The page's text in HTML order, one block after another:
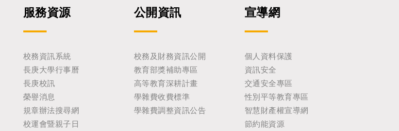
服務資源
校務資訊系統
長庚大學行事曆
長庚校訊
榮譽消息
規章辦法搜尋網
校運會暨親子日
公開資訊
校務及財務資訊公開
教育部獎補助專區
高等教育深耕計畫
學雜費收費標準
學雜費調整資訊公告
宣導網
個人資料保護
資訊安全
交通安全專區
性別平等教育專區
智慧財產權宣導網
節約能資源